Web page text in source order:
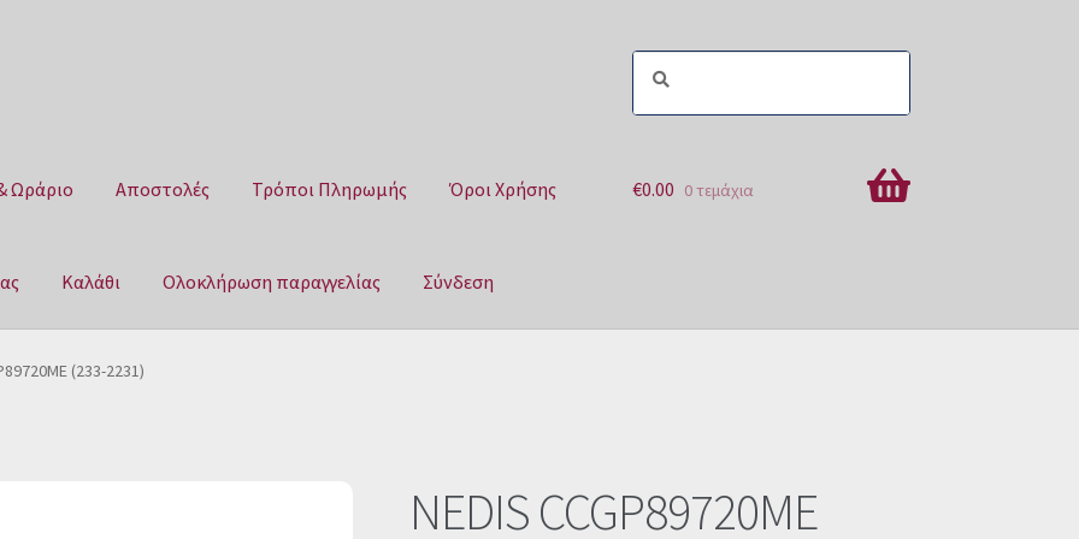
Ωράριο Αποστολές Τρόποι Πληρωμής Όροι Χρήσης
Καλάθι Ολοκλήρωση παραγγελίας Σύνδεση
Αποστολές Τρόποι Πληρωμής
€0.00 0 τεμάχια
(233-2231)
NEDIS CCGP89720ME